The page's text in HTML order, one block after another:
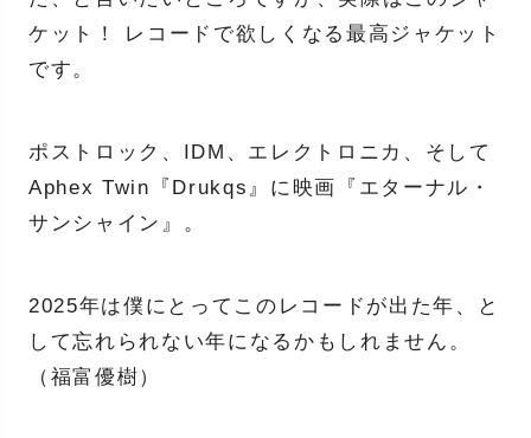
ケット！ レコードで欲しくなる最高ジャケット
です。
ポストロック、IDM、エレクトロニカ、そして
Aphex Twin『Drukqs』に映画『エターナル・
サンシャイン』。
2025年は僕にとってこのレコードが出た年、と
して忘れられない年になるかもしれません。
（福富優樹）